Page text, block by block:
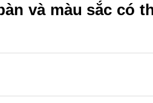
và màu sắc có